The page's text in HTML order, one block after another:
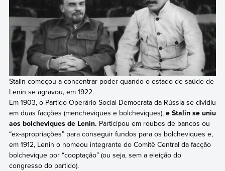
Stalin começou a concentrar poder quando o estado de saúde de
Lenin se agravou, em 1922.
Em 1903, o Partido Operário Social-Democrata da Rússia se dividiu
em duas facções (mencheviques e bolcheviques), e Stalin se uniu
aos bolcheviques de Lenin. Participou em roubos de bancos ou
“ex-apropriações” para conseguir fundos para os bolcheviques e,
em 1912, Lenin o nomeou integrante do Comitê Central da facção
bolchevique por “cooptação” (ou seja, sem a eleição do
congresso do partido).